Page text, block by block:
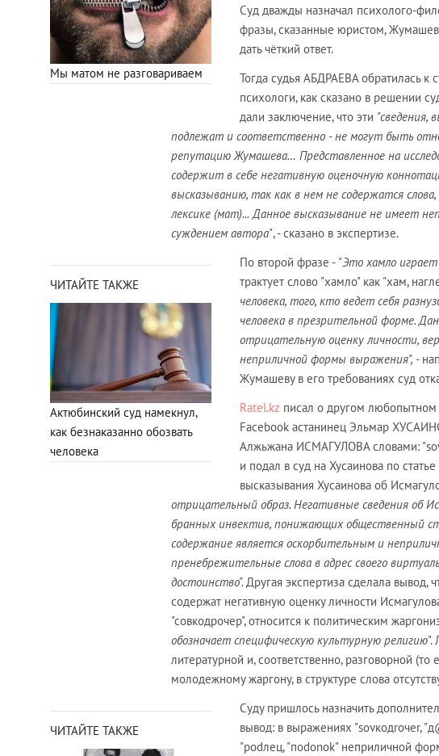
Мы матом не разговариваем
Суд дважды назначал психолого-
фразы, сказанные юристом,
дать чёткий ответ.
Тогда судья АБДРАЕВА обратилась к
психологи, как сказано в решении
дали заключение, что эти "сведения,
подлежат и соответственно - не могут быть
репутацию Жумашева… Представленное на
содержит в себе негативную оценочную
высказыванию, так как в нем не содержатся
лексике (мат)... Данное высказывание не имеет
суждением автора", - сказано в экспертизе.
ЧИТАЙТЕ ТАКЖЕ
Актюбинский суд намекнул,
как безнаказанно обозвать
человека
По второй фразе - "Это хамло
трактует слово "хамло" как "хам,
человека, того, кто ведет себя
человека в презрительной форме.
отрицательную оценку личности,
неприличной формы выражения", -
Жумашеву в его требованиях суд
Ratel.kz писал о другом любопытном
Facebook астанинец Эльмар
Алжьжана ИСМАГУЛОВА словами:
и подал в суд на Хусаинова по
высказывания Хусаинова об
отрицательный образ. Негативные сведения об
бранных инвектив, понижающих общественный
содержание является оскорбительным и
пренебрежительные слова в адрес своего
достоинство". Другая экспертиза сделала вывод,
содержат негативную оценку личности
"совкодрочер", относится к политическим
обозначает специфическую культурную религию".
литературной и, соответственно, разговорной
молодежному жаргону, в структуре слова
ЧИТАЙТЕ ТАКЖЕ
Суду пришлось назначить
вывод: в выражениях "sovкодroчеr,
"роdлец, "поdonok" неприличной